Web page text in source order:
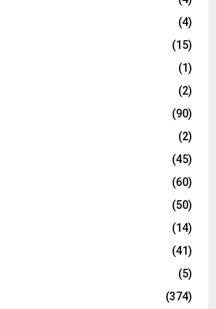
(4)
(15)
(1)
(2)
(90)
(2)
(45)
(60)
(50)
(14)
(41)
(5)
(374)